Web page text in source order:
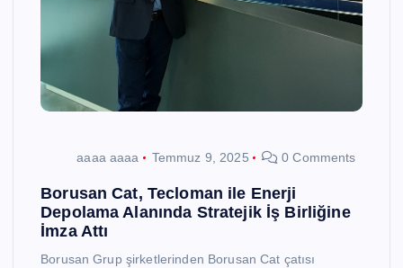
aaaa aaaa Temmuz 9, 2025 0 Comments
Borusan Cat, Tecloman ile Enerji
Depolama Alanında Stratejik İş Birliğine
İmza Attı
Borusan Grup şirketlerinden Borusan Cat çatısı